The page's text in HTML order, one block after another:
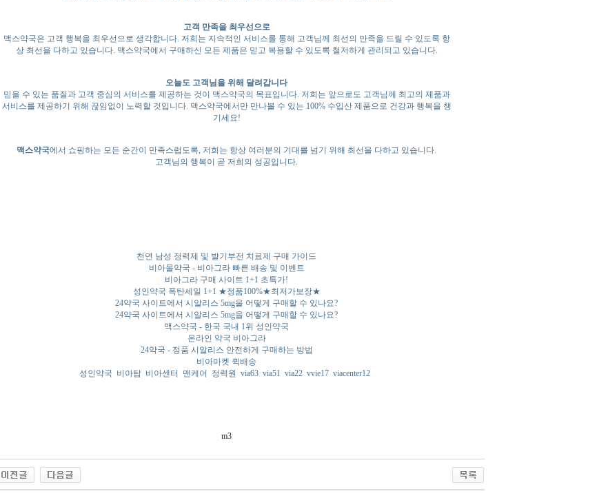
고객 만족을 최우선으로
맥스약국은 고객 행복을 최우선으로 생각합니다. 저희는 지속적인 서비스를 통해 고객님께 최선의 만족을 드릴 수 있도록 항
상 최선을 다하고 있습니다. 맥스약국에서 구매하신 모든 제품은 믿고 복용할 수 있도록 철저하게 관리되고 있습니다.
오늘도 고객님을 위해 달려갑니다
믿을 수 있는 품질과 고객 중심의 서비스를 제공하는 것이 맥스약국의 목표입니다. 저희는 앞으로도 고객님께 최고의 제품과
서비스를 제공하기 위해 끊임없이 노력할 것입니다. 맥스약국에서만 만나볼 수 있는 100% 수입산 제품으로 건강과 행복을 챙
기세요!
맥스약국에서 쇼핑하는 모든 순간이 만족스럽도록, 저희는 항상 여러분의 기대를 넘기 위해 최선을 다하고 있습니다.
고객님의 행복이 곧 저희의 성공입니다.
천연 남성 정력제 및 발기부전 치료제 구매 가이드
비아몰약국 - 비아그라 빠른 배송 및 이벤트
비아그라 구매 사이트 1+1 초특가!
성인약국 폭탄세일 1+1 ★정품100%★최저가보장★
24약국 사이트에서 시알리스 5mg을 어떻게 구매할 수 있나요?
24약국 사이트에서 시알리스 5mg을 어떻게 구매할 수 있나요?
맥스약국 - 한국 국내 1위 성인약국
온라인 약국 비아그라
24약국 - 정품 시알리스 안전하게 구매하는 방법
비아마켓 퀵배송
성인약국 비아탑 비아센터 맨케어 정력원 via63 via51 via22 vvie17 viacenter12
m3